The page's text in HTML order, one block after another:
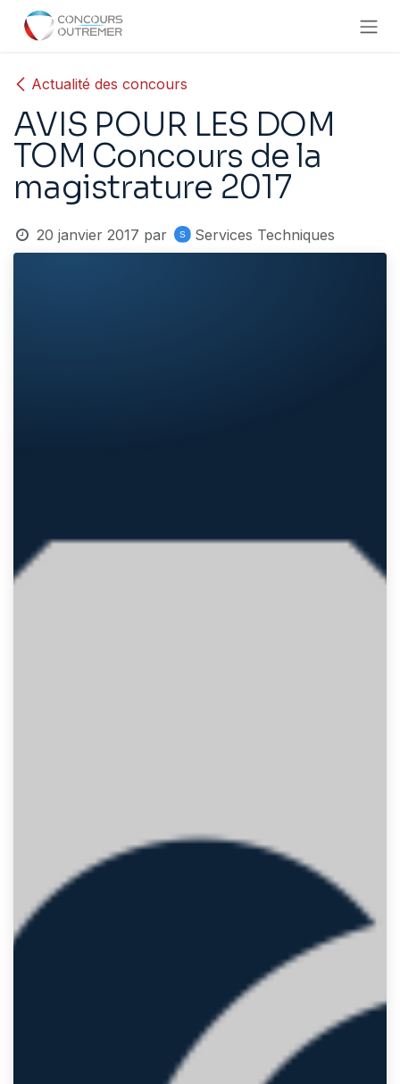
Se rendre au contenu
Actualité des concours
AVIS POUR LES DOM
TOM Concours de la
magistrature 2017
20 janvier 2017 par Services Techniques